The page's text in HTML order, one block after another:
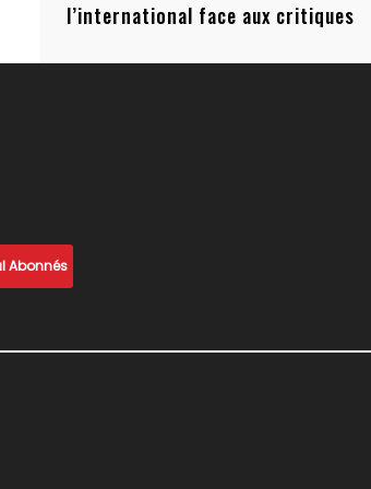
l’international face aux critiques
Abonnés